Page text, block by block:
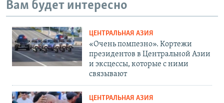
Вам будет интересно
ЦЕНТРАЛЬНАЯ АЗИЯ
«Очень помпезно». Кортежи
президентов в Центральной Азии
и эксцессы, которые с ними
связывают
ЦЕНТРАЛЬНАЯ АЗИЯ